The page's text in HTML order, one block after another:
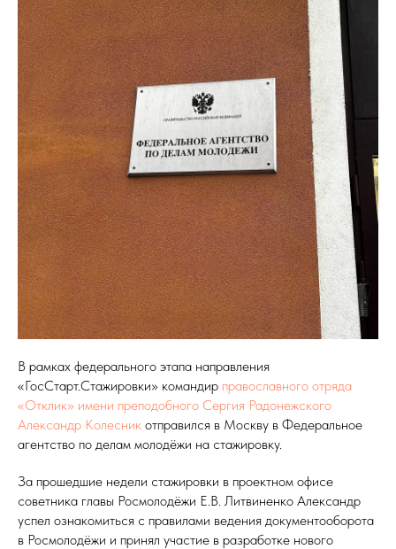
В рамках федерального этапа направления
«ГосСтарт.Стажировки» командир православного отряда
«Отклик» имени преподобного Сергия Радонежского
Александр Колесник отправился в Москву в Федеральное
агентство по делам молодёжи на стажировку.
За прошедшие недели стажировки в проектном офисе
советника главы Росмолодёжи Е.В. Литвиненко Александр
успел ознакомиться с правилами ведения документооборота
в Росмолодёжи и принял участие в разработке нового